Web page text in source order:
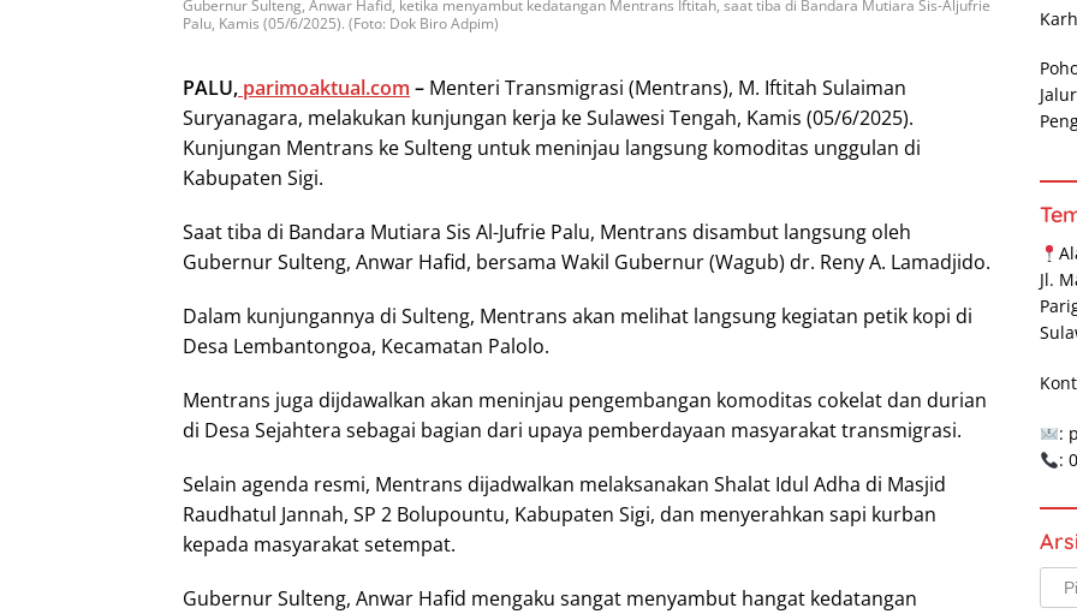
Gubernur Sulteng, Anwar Hafid, ketika menyambut kedatangan Mentrans Iftitah, saat tiba di Bandara Mutiara Sis-Aljufrie
Palu, Kamis (05/6/2025). (Foto: Dok Biro Adpim)
PALU, parimoaktual.com – Menteri Transmigrasi (Mentrans), M. Iftitah Sulaiman
Suryanagara, melakukan kunjungan kerja ke Sulawesi Tengah, Kamis (05/6/2025).
Kunjungan Mentrans ke Sulteng untuk meninjau langsung komoditas unggulan di
Kabupaten Sigi.
Saat tiba di Bandara Mutiara Sis Al-Jufrie Palu, Mentrans disambut langsung oleh
Gubernur Sulteng, Anwar Hafid, bersama Wakil Gubernur (Wagub) dr. Reny A. Lamadjido.
Dalam kunjungannya di Sulteng, Mentrans akan melihat langsung kegiatan petik kopi di
Desa Lembantongoa, Kecamatan Palolo.
Mentrans juga dijdawalkan akan meninjau pengembangan komoditas cokelat dan durian
di Desa Sejahtera sebagai bagian dari upaya pemberdayaan masyarakat transmigrasi.
Selain agenda resmi, Mentrans dijadwalkan melaksanakan Shalat Idul Adha di Masjid
Raudhatul Jannah, SP 2 Bolupountu, Kabupaten Sigi, dan menyerahkan sapi kurban
kepada masyarakat setempat.
Gubernur Sulteng, Anwar Hafid mengaku sangat menyambut hangat kedatangan
Jl.
:
: